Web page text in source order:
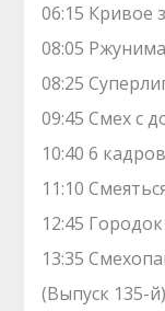
06:15 Кривое
08:05
08:25
09:45 Смех с
10:40 6
11:10
12:45
13:35
(Выпуск 135-й)